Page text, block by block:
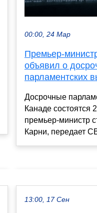
00:00, 24 Мар
Премьер-
объявил о
парламентских
Досрочные
Канаде состоятся
премьер-министр
Карни, передает
13:00, 17 Сен